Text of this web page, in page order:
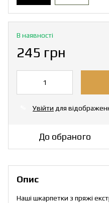
В наявності
245 грн
Увійти для
До обраного
Опис
Наші шкарпетки з пряжі